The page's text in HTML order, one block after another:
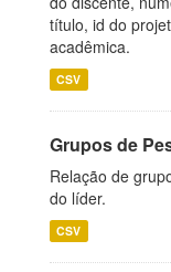
título, id do
acadêmica.
CSV
Grupos de
Relação de
do líder.
CSV